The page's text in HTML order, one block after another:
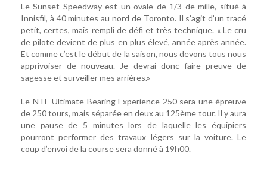
Le Sunset Speedway est un ovale de 1/3 de mille, situé à
Innisfil, à 40 minutes au nord de Toronto. Il s’agit d’un tracé
petit, certes, mais rempli de défi et très technique. « Le cru
de pilote devient de plus en plus élevé, année après année.
Et comme c’est le début de la saison, nous devons tous nous
apprivoiser de nouveau. Je devrai donc faire preuve de
sagesse et surveiller mes arrières.»
Le NTE Ultimate Bearing Experience 250 sera une épreuve
de 250 tours, mais séparée en deux au 125ème tour. Il y aura
une pause de 5 minutes lors de laquelle les équipiers
pourront performer des travaux légers sur la voiture. Le
coup d’envoi de la course sera donné à 19h00.